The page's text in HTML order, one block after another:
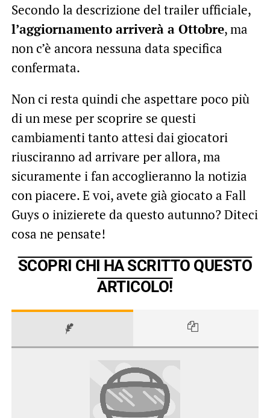
Secondo la descrizione del trailer ufficiale,
l’aggiornamento arriverà a Ottobre, ma
non c’è ancora nessuna data specifica
confermata.
Non ci resta quindi che aspettare poco più
di un mese per scoprire se questi
cambiamenti tanto attesi dai giocatori
riusciranno ad arrivare per allora, ma
sicuramente i fan accoglieranno la notizia
con piacere. E voi, avete già giocato a Fall
Guys o inizierete da questo autunno? Diteci
cosa ne pensate!
SCOPRI CHI HA SCRITTO QUESTO
ARTICOLO!